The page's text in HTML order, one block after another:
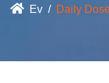
Ev Daily